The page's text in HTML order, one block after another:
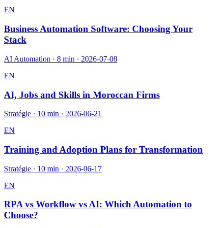
EN
Business Automation Software: Choosing Your
Stack
AI Automation · 8 min · 2026-07-08
EN
AI, Jobs and Skills in Moroccan Firms
Stratégie · 10 min · 2026-06-21
EN
Training and Adoption Plans for Transformation
Stratégie · 10 min · 2026-06-17
EN
RPA vs Workflow vs AI: Which Automation to
Choose?